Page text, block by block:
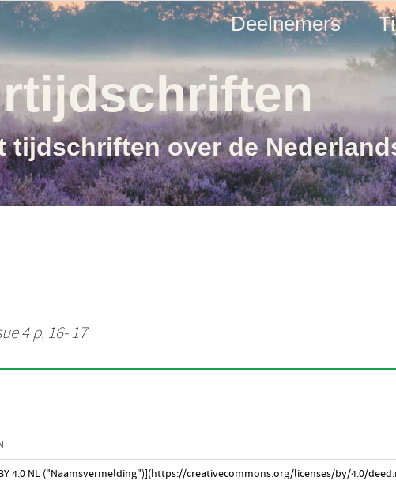
Deelnemers
tijdschriften over de
4 p. 16- 17
4.0 NL ("Naamsvermelding")](https://creativecommons.org/licenses/by/4.0/